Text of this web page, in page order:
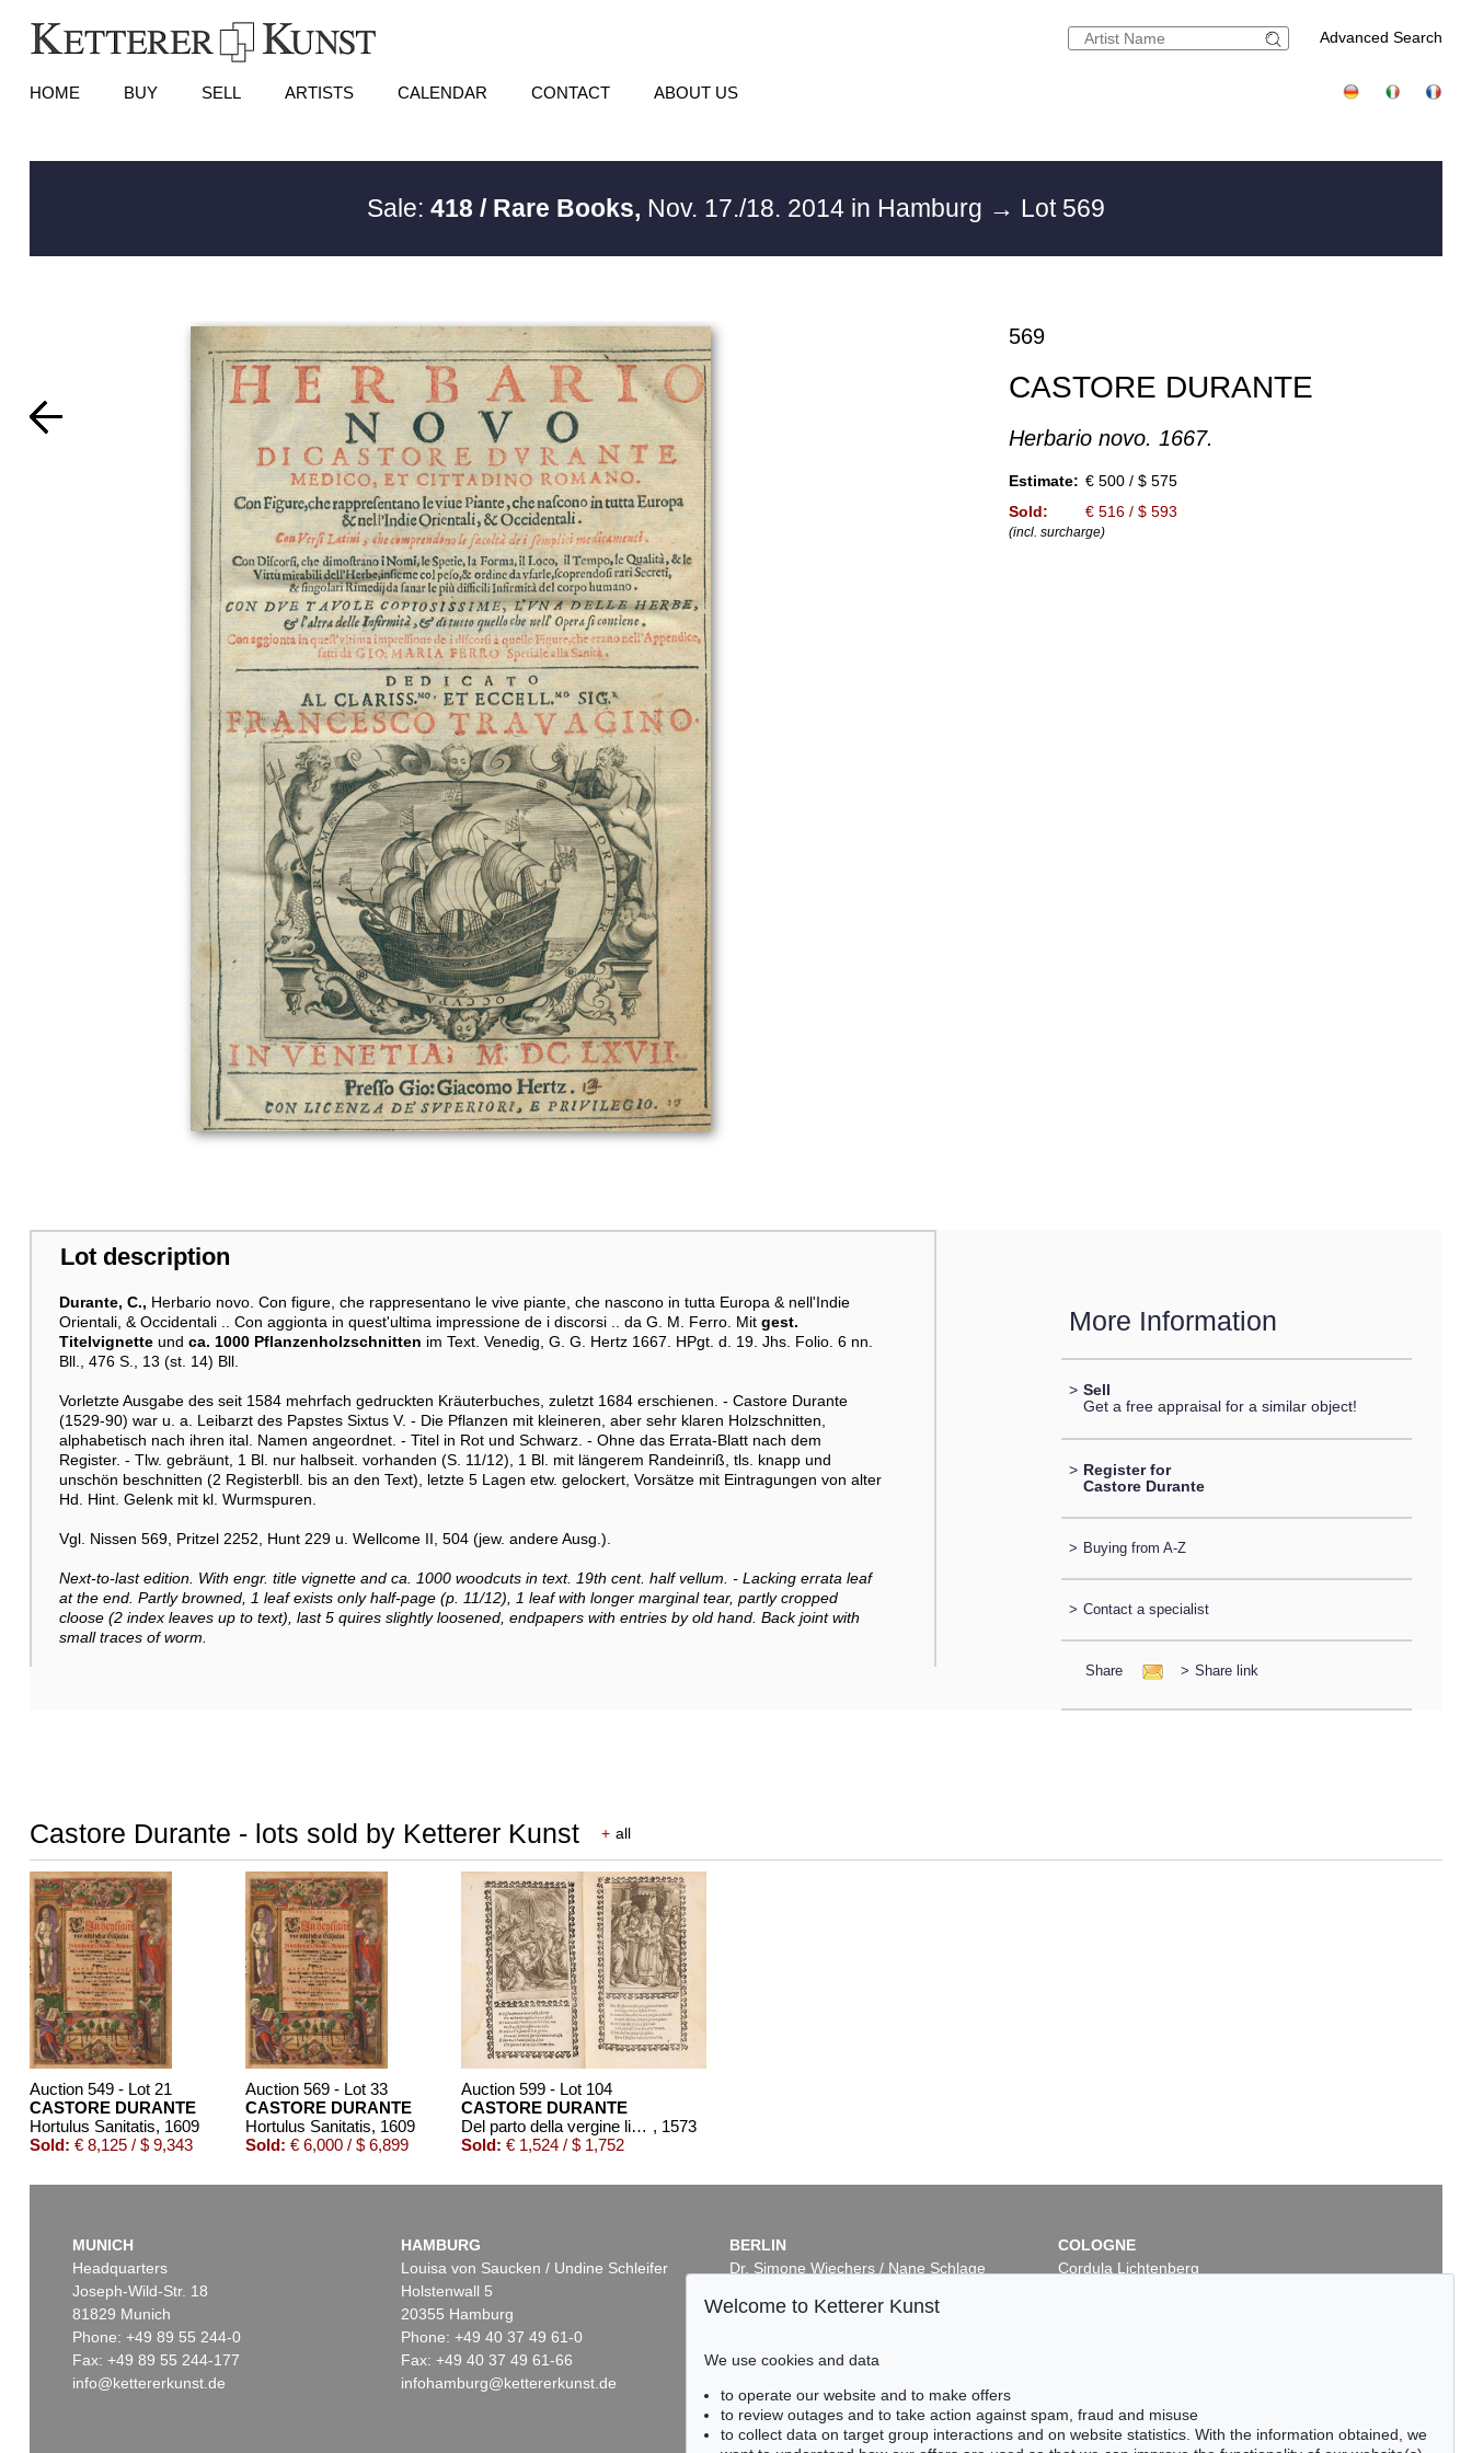
Advanced Search
HOME BUY SELL ARTISTS CALENDAR CONTACT ABOUT US
Sale: 418 / Rare Books, Nov. 17./18. 2014 in Hamburg → Lot 569
569
CASTORE DURANTE
Herbario novo. 1667.
Estimate: € 500 / $ 575
Sold:
€ 516 / $ 593
(incl. surcharge)
Lot description
Durante, C., Herbario novo. Con figure, che rappresentano le vive piante, che nascono in tutta Europa & nell'Indie
Orientali, & Occidentali .. Con aggionta in quest'ultima impressione de i discorsi .. da G. M. Ferro. Mit gest.
Titelvignetteund ca. 1000 Pflanzenholzschnitten im Text. Venedig, G. G. Hertz 1667. HPgt. d. 19. Jhs. Folio. 6 nn.
Bll., 476 S., 13 (st. 14) Bll.
Vorletzte Ausgabe des seit 1584 mehrfach gedruckten Kräuterbuches, zuletzt 1684 erschienen. - Castore Durante
(1529-90) war u. a. Leibarzt des Papstes Sixtus V. - Die Pflanzen mit kleineren, aber sehr klaren Holzschnitten,
alphabetisch nach ihren ital. Namen angeordnet. - Titel in Rot und Schwarz. - Ohne das Errata-Blatt nach dem
Register. - Tlw. gebräunt, 1 Bl. nur halbseit. vorhanden (S. 11/12), 1 Bl. mit längerem Randeinriß, tls. knapp und
unschön beschnitten (2 Registerbll. bis an den Text), letzte 5 Lagen etw. gelockert, Vorsätze mit Eintragungen von alter
Hd. Hint. Gelenk mit kl. Wurmspuren.
Vgl. Nissen 569, Pritzel 2252, Hunt 229 u. Wellcome II, 504 (jew. andere Ausg.).
Next-to-last edition. With engr. title vignette and ca. 1000 woodcuts in text. 19th cent. half vellum. - Lacking errata leaf
at the end. Partly browned, 1 leaf exists only half-page (p. 11/12), 1 leaf with longer marginal tear, partly cropped
cloose (2 index leaves up to text), last 5 quires slightly loosened, endpapers with entries by old hand. Back joint with
small traces of worm.
More Information
> Sell
Get a free appraisal for a similar object!
> Register for
Castore Durante
> Buying from A-Z
> Contact a specialist
Share > Share link
Castore Durante - lots sold by Ketterer Kunst + all
Auction 549 - Lot 21
CASTORE DURANTE
Hortulus Sanitatis, 1609
Sold: € 8,125 / $ 9,343
Auction 569 - Lot 33
CASTORE DURANTE
Hortulus Sanitatis, 1609
Sold: € 6,000 / $ 6,899
Auction 599 - Lot 104
CASTORE DURANTE
Del parto della vergine libri tre , 1573
Sold: € 1,524 / $ 1,752
MUNICH
Headquarters
Joseph-Wild-Str. 18
81829 Munich
Phone: +49 89 55 244-0
Fax: +49 89 55 244-177
info@kettererkunst.de
HAMBURG
Louisa von Saucken / Undine Schleifer
Holstenwall 5
20355 Hamburg
Phone: +49 40 37 49 61-0
Fax: +49 40 37 49 61-66
infohamburg@kettererkunst.de
BERLIN
Dr. Simone Wiechers / Nane Schlage
10719 Berlin
Fax: +49 30 88 67 56-43
COLOGNE
Cordula Lichtenberg
Welcome to Ketterer Kunst
We use cookies and data
to operate our website and to make offers
to review outages and to take action against spam, fraud and misuse
to collect data on target group interactions and on website statistics. With the information obtained, we